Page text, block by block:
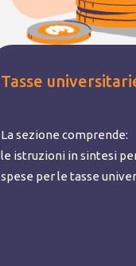
Tasse
La sezione comprende:
le istruzioni in sintesi
spese per le tasse